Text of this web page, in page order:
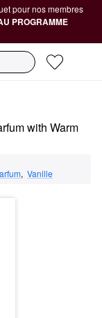
pour nos membres
PROGRAMME
with Warm
, Vanille